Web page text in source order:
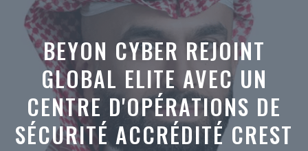
BEYON CYBER ​​REJOINT
GLOBAL ELITE AVEC UN
CENTRE D'OPÉRATIONS DE
SÉCURITÉ ACCRÉDITÉ CREST